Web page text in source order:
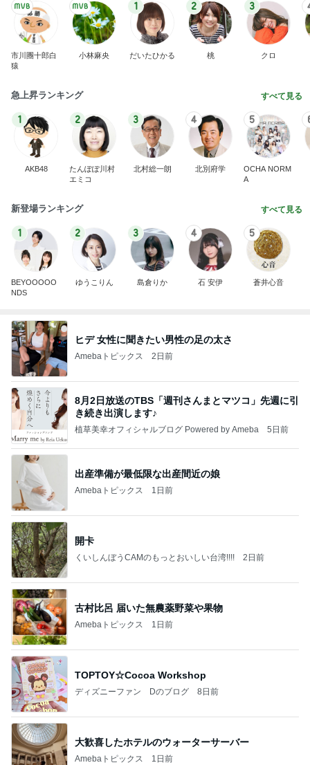
市川團十郎白
猿
小林麻央
1
だいたひかる
2
桃
3
クロ
急上昇ランキング すべて見る
1
AKB48
2
たんぽぽ川村
エミコ
3
北村総一朗
4
北別府学
5
OCHA NORM
A
新登場ランキング すべて見る
1
BEYOOOOO
NDS
2
ゆうこりん
3
島倉りか
4
石 安伊
5
蒼井心音
ヒデ 女性に聞きたい男性の足の太さ
Amebaトピックス 2日前
8月2日放送のTBS「週刊さんまとマツコ」先週に引
き続き出演します♪
植草美幸オフィシャルブログ Powered by Ameba 5日前
出産準備が最低限な出産間近の娘
Amebaトピックス 1日前
開卡
くいしんぼうCAMのもっとおいしい台湾!!!! 2日前
古村比呂 届いた無農薬野菜や果物
Amebaトピックス 1日前
TOPTOY☆Cocoa Workshop
ディズニーファン Dのブログ 8日前
大歓喜したホテルのウォーターサーバー
Amebaトピックス 1日前